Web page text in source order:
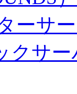
ーサ
クサ